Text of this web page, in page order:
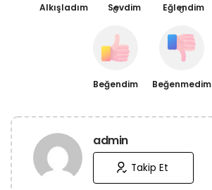
Alkışladım Sevdim Eğlendim
0
Beğendim
0
Beğenmedim
admin
Takip Et